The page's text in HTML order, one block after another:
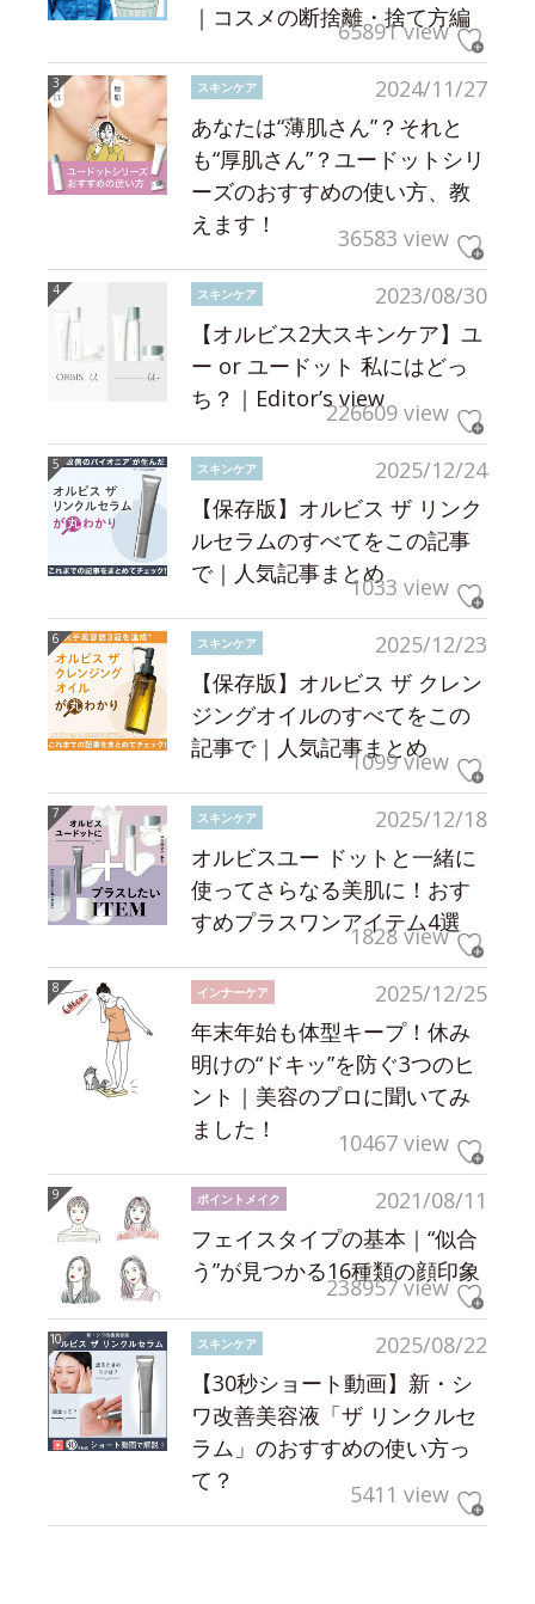
｜コスメの断捨離・捨て方編
65891 view
2024/11/27
スキンケア
あなたは“薄肌さん”？それと
も“厚肌さん”？ユードットシリ
ーズのおすすめの使い方、教
えます！
36583 view
2023/08/30
スキンケア
【オルビス2大スキンケア】ユ
ー or ユードット 私にはどっ
ち？｜Editor’s view226609 view
2025/12/24
スキンケア
【保存版】オルビス ザ リンク
ルセラムのすべてをこの記事
で｜人気記事まとめ1033 view
2025/12/23
スキンケア
【保存版】オルビス ザ クレン
ジングオイルのすべてをこの
記事で｜人気記事まとめ
1099 view
2025/12/18
スキンケア
オルビスユー ドットと一緒に
使ってさらなる美肌に！おす
すめプラスワンアイテム4選
1828 view
2025/12/25
インナーケア
年末年始も体型キープ！休み
明けの“ドキッ”を防ぐ3つのヒ
ント｜美容のプロに聞いてみ
ました！
10467 view
2021/08/11
ポイントメイク
フェイスタイプの基本｜“似合
う”が見つかる16種類の顔印象
238957 view
2025/08/22
スキンケア
【30秒ショート動画】新・シ
ワ改善美容液「ザ リンクルセ
ラム」のおすすめの使い方っ
て？
5411 view